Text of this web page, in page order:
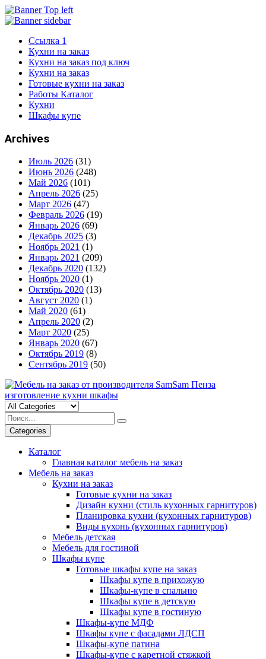
Ссылка 1
Кухни на заказ
Кухни на заказ под ключ
Кухни на заказ
Готовые кухни на заказ
Работы Каталог
Кухни
Шкафы купе
Archives
Июль 2026 (31)
Июнь 2026 (248)
Май 2026 (101)
Апрель 2026 (25)
Март 2026 (47)
Февраль 2026 (19)
Январь 2026 (69)
Декабрь 2025 (3)
Ноябрь 2021 (1)
Январь 2021 (209)
Декабрь 2020 (132)
Ноябрь 2020 (1)
Октябрь 2020 (13)
Август 2020 (1)
Май 2020 (61)
Апрель 2020 (2)
Март 2020 (25)
Январь 2020 (67)
Октябрь 2019 (8)
Сентябрь 2019 (50)
Categories
Каталог
Главная каталог мебель на заказ
Мебель на заказ
Кухни на заказ
Готовые кухни на заказ
Дизайн кухни (стиль кухонных гарнитуров)
Планировка кухни (кухонных гарнитуров)
Виды кухонь (кухонных гарнитуров)
Мебель детская
Мебель для гостиной
Шкафы купе
Готовые шкафы купе на заказ
Шкафы купе в прихожую
Шкафы-купе в спальню
Шкафы купе в детскую
Шкафы купе в гостиную
Шкафы-купе МДФ
Шкафы купе с фасадами ЛДСП
Шкафы-купе патина
Шкафы-купе с каретной стяжкой